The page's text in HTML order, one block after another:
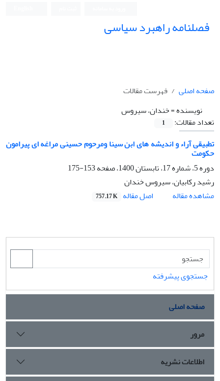
فصلنامه راهبرد سیاسی
صفحه اصلی
فهرست مقالات
نویسنده =خندان، سیروس
تعداد مقالات:
1
تطبیقی آراء و اندیشه های ابن سینا ومرحوم حسینی مراغه ای پیرامون
حکومت
دوره 5، شماره 17، تابستان 1400، صفحه
153-175
رشید رکابیان، سیروس خندان
مشاهده مقاله
اصل مقاله 757.17 K
جستجوی پیشرفته
صفحه اصلی
مرور
اطلاعات نشریه